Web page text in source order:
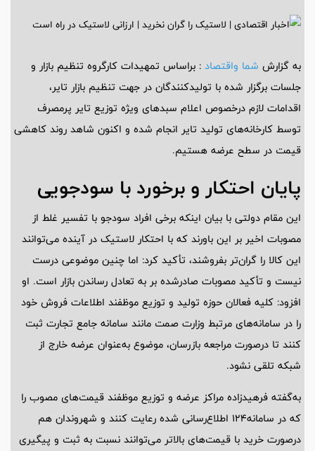
به گزارش شما واقتصاد : براساس تمهیدات کارگروه تنظیم بازار و
جلسات برگزار شده با تولیدکنندگان در جهت تنظیم بازار تایر،
اقدامات لازم درخصوص اعلام سبدهای ویژه توزیع تایر پرمصرف
توسط کارخانه‌های تولید تایر انجام شده و اکنون شاهد روند کاهشی
قیمت در سطح عرضه هستیم.
پایان احتکار و برخورد با سودجویی
این مقام دولتی با بیان اینکه برخی افراد سودجو با تفسیر غلط از
مصوبات اخیر بر این باورند که با احتکار لاستیک در آینده می‌توانند
این کالا را گران‌تر بفروشند، تأکید کرد: اما چنین موضوعی درست
نیست و تأکید مصوبات صادرشده بر به تعادل رساندن بازار است. او
افزود: کلیه فعالان حوزه تولید و توزیع موظفند اطلاعات فروش خود
را در سامانه‌های مرتبط وزارت صمت مانند سامانه جامع تجارت ثبت
کنند تا درصورت مراجعه بازرسان، موضوع به‌عنوان عرضه خارج از
شبکه تلقی نشود.
به‌گفته فرهیدزاده مراکز عرضه و توزیع موظفند قیمت‌های مصوب را
که در سامانه۱۲۴ اطلاع‌رسانی شده رعایت کنند و شهروندان هم
درصورت خرید با قیمت‌های بالاتر می‌توانند نسبت به ثبت و پیگیری